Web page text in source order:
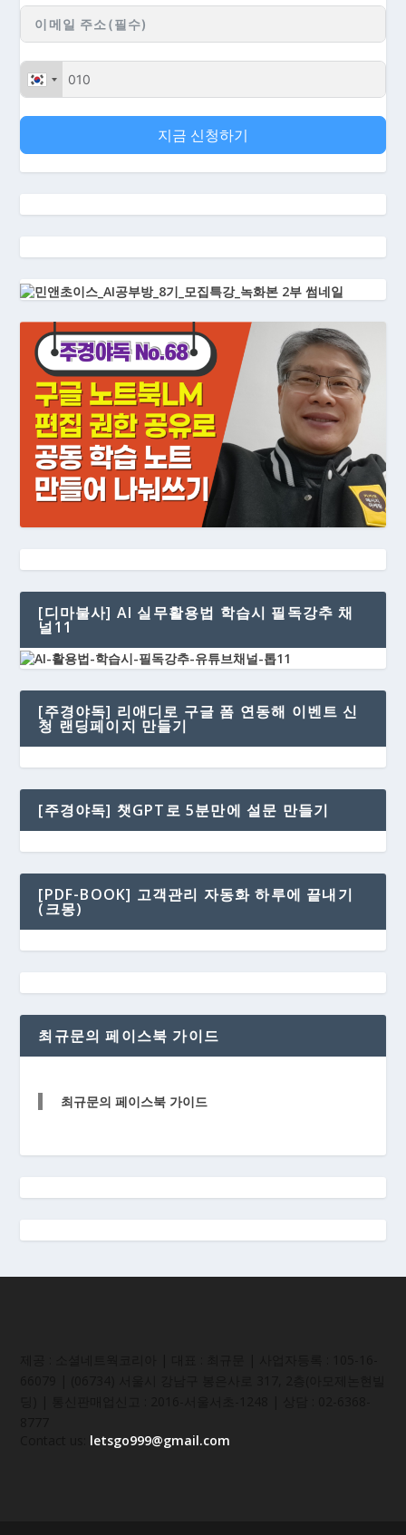
지금 신청하기
[디마불사] AI 실무활용법 학습시 필독강추 채
널11
[주경야독] 리애디로 구글 폼 연동해 이벤트 신
청 랜딩페이지 만들기
[주경야독] 챗GPT로 5분만에 설문 만들기
[PDF-BOOK] 고객관리 자동화 하루에 끝내기
(크몽)
최규문의 페이스북 가이드
최규문의 페이스북 가이드
letsgo999@gmail.com